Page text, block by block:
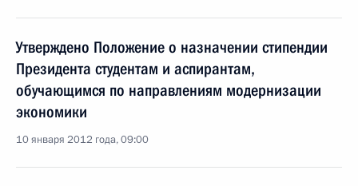
Утверждено Положение о назначении стипендии
Президента студентам и аспирантам,
обучающимся по направлениям модернизации
экономики
10 января 2012 года, 09:00